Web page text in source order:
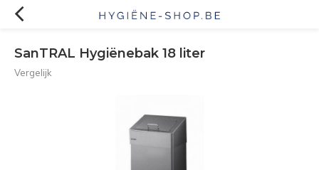
SanTRAL Hygiënebak 18 liter
Vergelijk